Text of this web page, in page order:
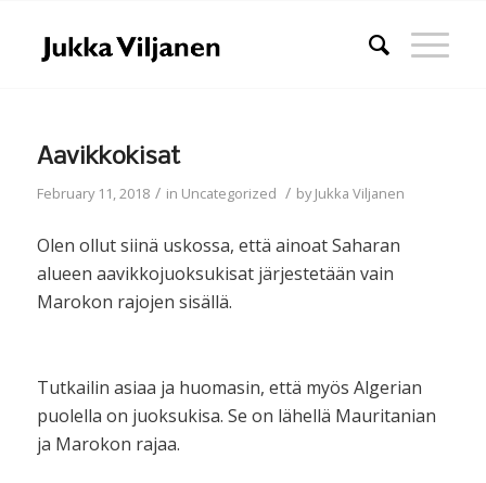
Aavikkokisat
February 11, 2018 / in Uncategorized / byJukka Viljanen
Olen ollut siinä uskossa, että ainoat Saharan
alueen aavikkojuoksukisat järjestetään vain
Marokon rajojen sisällä.
Tutkailin asiaa ja huomasin, että myös Algerian
puolella on juoksukisa. Se on lähellä Mauritanian
ja Marokon rajaa.